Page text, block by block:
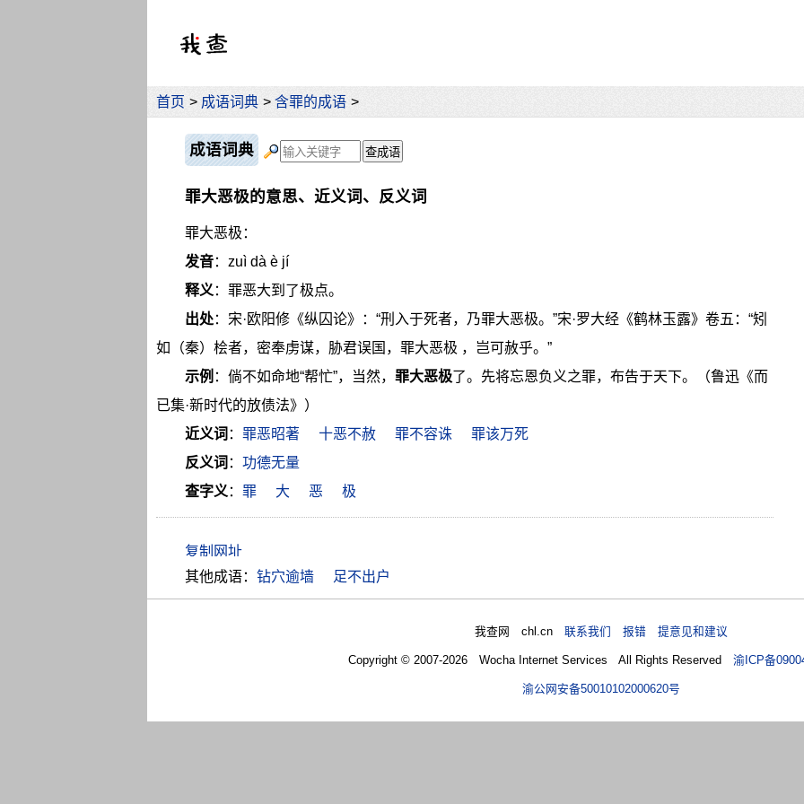
首页 > 成语词典 > 含罪的成语 >
成语词典
罪大恶极的意思、近义词、反义词
罪大恶极：
发音：zuì dà è jí
释义：罪恶大到了极点。
出处：宋·欧阳修《纵囚论》：“刑入于死者，乃罪大恶极。”宋·罗大经《鹤林玉露》卷五：“矧
如（秦）桧者，密奉虏谋，胁君误国，罪大恶极 ，岂可赦乎。”
示例 ：倘不如命地“帮忙”，当然， 罪大恶极了。先将忘恩负义之罪，布告于天下。（鲁迅《而
已集·新时代的放债法》）
近义词 ： 罪恶昭著 十恶不赦 罪不容诛
罪该万死
反义词 ： 功德无量
查字义： 罪 大 恶 极
其他成语： 钻穴逾墙 足不出户
我查网 chl.cn联系我们 报错 提意见和建议
Copyright © 2007-2026 Wocha Internet Services All Rights Reserved渝ICP备
渝公网安备50010102000620号